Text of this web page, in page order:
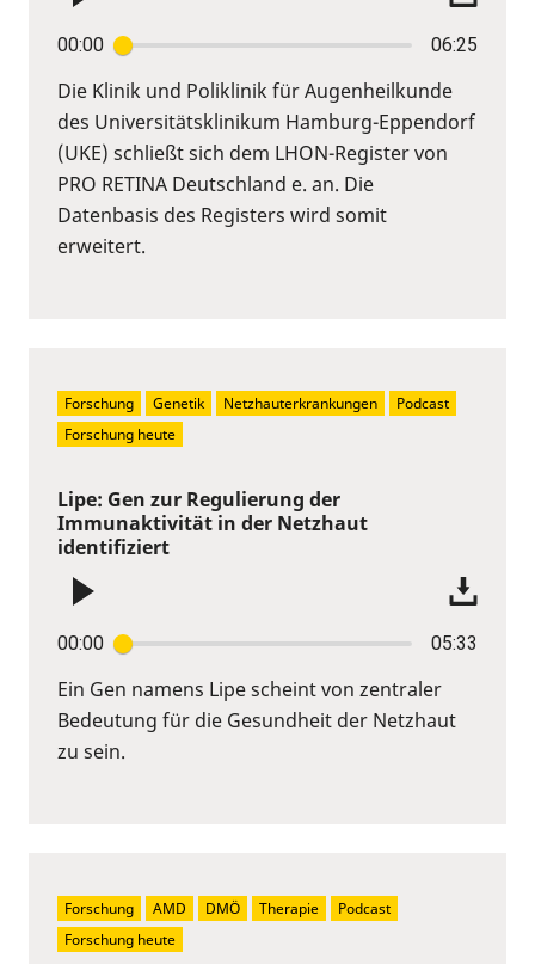
00:00 06:25
Die Klinik und Poliklinik für Augenheilkunde
des Universitätsklinikum Hamburg-Eppendorf
(UKE) schließt sich dem LHON-Register von
PRO RETINA Deutschland e. an. Die
Datenbasis des Registers wird somit
erweitert.
Lipe: Gen zur Regulierung der
Immunaktivität in der Netzhaut
identifiziert
00:00 05:33
Ein Gen namens Lipe scheint von zentraler
Bedeutung für die Gesundheit der Netzhaut
zu sein.
Forschung Genetik Netzhauterkrankungen
Podcast
Forschung heute
Forschung AMD DMÖ Therapie
Podcast
Forschung heute